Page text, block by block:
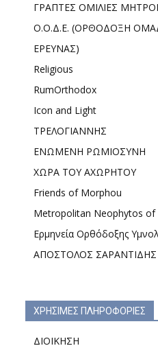
ΓΡΑΠΤΕΣ ΟΜΙΛΙΕΣ
Ο.Ο.Δ.Ε. (ΟΡΘΟΔΟΞΗ
ΕΡΕΥΝΑΣ)
Religious
RumOrthodox
Icon and Light
ΤΡΕΛΟΓΙΑΝΝΗΣ
ΕΝΩΜΕΝΗ ΡΩΜΙΟΣΥΝΗ
ΧΩΡΑ ΤΟΥ ΑΧΩΡΗΤΟΥ
Friends of Morphou
Metropolitan Neophytos of
Ερμηνεία Ορθόδοξης
ΑΠΟΣΤΟΛΟΣ ΣΑΡΑΝΤΙΔΗΣ
ΧΡΗΣΙΜΕΣ ΠΛΗΡΟΦΟΡΙΕΣ
ΔΙΟΙΚΗΣΗ